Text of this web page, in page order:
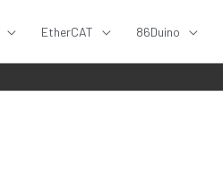
EtherCAT 86Duino